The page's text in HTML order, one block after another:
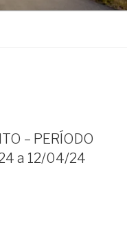
– PERÍODO
a 12/04/24